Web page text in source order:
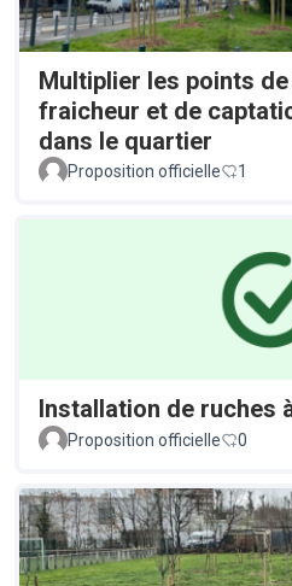
Multiplier les points
fraicheur et de
dans le quartier
Proposition officielle 1
Installation de ruches
Proposition officielle
0